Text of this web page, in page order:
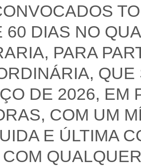
60 DIAS NO
PARA
DE 2026, EM
COM UM
E ÚLTIMA